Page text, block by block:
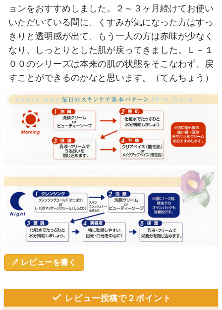
ョンをおすすめしました。２～３ヶ月続けてお使い
いただいている間に、くすみが気になった方はすっ
きりと透明感が出て、もう一人の方は赤味が少なく
なり、しっとりとした肌が戻ってきました。Ｌ－１
００のシリーズは本来の肌の状態をそこなわず、戻
すことができるのかなと思います。（てんちょう）
レビューを書く
レビュー投稿で２ポイント